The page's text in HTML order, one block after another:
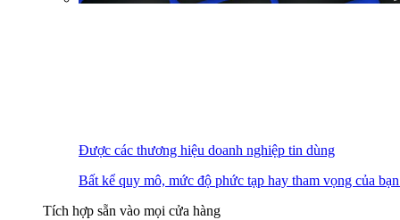
Được các thương hiệu doanh nghiệp tin dùng
Bất kể quy mô, mức độ phức tạp hay tham vọng của
Tích hợp sẵn vào mọi cửa hàng